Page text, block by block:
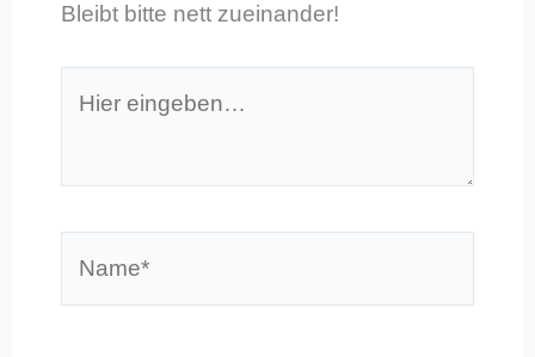
Bleibt bitte nett zueinander!
eingeben…